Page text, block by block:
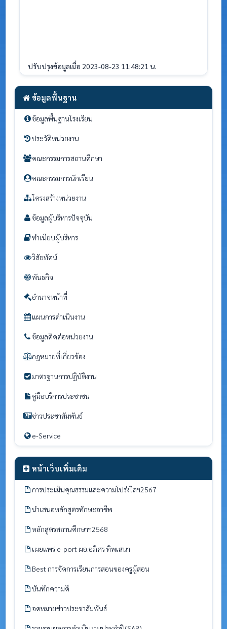
ข้อมูลพื้นฐาน
ข้อมูลพื้นฐานโรงเรียน
ประวัติหน่วยงาน
คณะกรรมการสถานศึกษา
คณะกรรมการนักเรียน
โครงสร้างหน่วยงาน
ข้อมูลผู้บริหารปัจจุบัน
ทำเนียบผู้บริหาร
วิสัยทัศน์
พันธกิจ
อำนาจหน้าที่
แผนการดำเนินงาน
ข้อมูลติดต่อหน่วยงาน
กฎหมายที่เกี่ยวข้อง
มาตรฐานการปฏิบัติงาน
คู่มือบริการประชาชน
ข่าวประชาสัมพันธ์
e-Service
หน้าเว็บเพิ่มเติม
การประเมินคุณธรรมและความโปร่งใสฯ2567
นำเสนอหลักสูตรทักษะอาชีพ
หลักสูตรสถานศึกษาฯ2568
เผยแพร่ e-port ผอ.อภิศร ทิพเสนา
Best การจัดการเรียนการสอนของครูผู้สอน
บันทึกความดี
จดหมายข่าวประชาสัมพันธ์
ปรับปรุงข้อมูลเมื่อ 2023-08-23 11:48:21 น.